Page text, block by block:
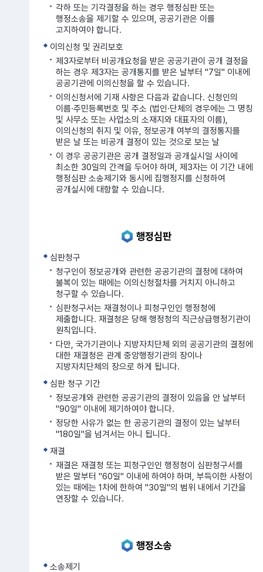
각하 또는 기각결정을 하는 경우 행정심판 또는
행정소송을 제기할 수 있으며, 공공기관은 이를
고지하여야 합니다.
이의신청 및 권리보호
제3자로부터 비공개요청을 받은 공공기관이 공개 결정을
하는 경우 제3자는 공개통지를 받은 날부터 "7일" 이내에
공공기관에 이의신청을 할 수 있습니다.
이의신청서에 기재 사항은 다음과 같습니다. 신청인의
이름·주민등록번호 및 주소 (법인·단체의 경우에는 그 명칭
및 사무소 또는 사업소의 소재지와 대표자의 이름),
이의신청의 취지 및 이유, 정보공개 여부의 결정통지를
받은 날 또는 비공개 결정이 있는 것으로 보는 날
이 경우 공공기관은 공개 결정일과 공개실시일 사이에
최소한 30일의 간격을 두어야 하며, 제3자는 이 기간 내에
행정심판 소송제기와 동시에 집행정지를 신청하여
공개실시에 대항할 수 있습니다.
행정심판
심판청구
청구인이 정보공개와 관련한 공공기관의 결정에 대하여
불복이 있는 때에는 이의신청절차를 거치지 아니하고
청구할 수 있습니다.
심판청구서는 재결청이나 피청구인인 행정청에
제출합니다. 재결청은 당해 행정청의 직근상급행정기관이
원칙입니다.
다만, 국가기관이나 지방자치단체 외의 공공기관의 결정에
대한 재결청은 관계 중앙행정기관의 장이나
지방자치단체의 장으로 하게 됩니다.
심판 청구 기간
정보공개와 관련한 공공기관의 결정이 있음을 안 날부터
"90일" 이내에 제기하여야 합니다.
정당한 사유가 없는 한 공공기관의 결정이 있는 날부터
"180일"을 넘겨서는 아니 됩니다.
재결
재결은 재결청 또는 피청구인인 행정청이 심판청구서를
받은 말부터 "60일" 이내에 하여야 하며, 부득이한 사정이
있는 때에는 1차에 한하여 "30일"의 범위 내에서 기간을
연장할 수 있습니다.
행정소송
소송제기